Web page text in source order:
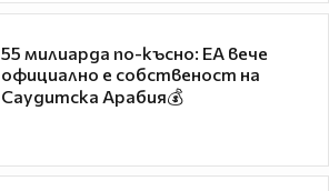
55 милиарда по-късно: EA вече
официално е собственост на
Саудитска Арабия💰